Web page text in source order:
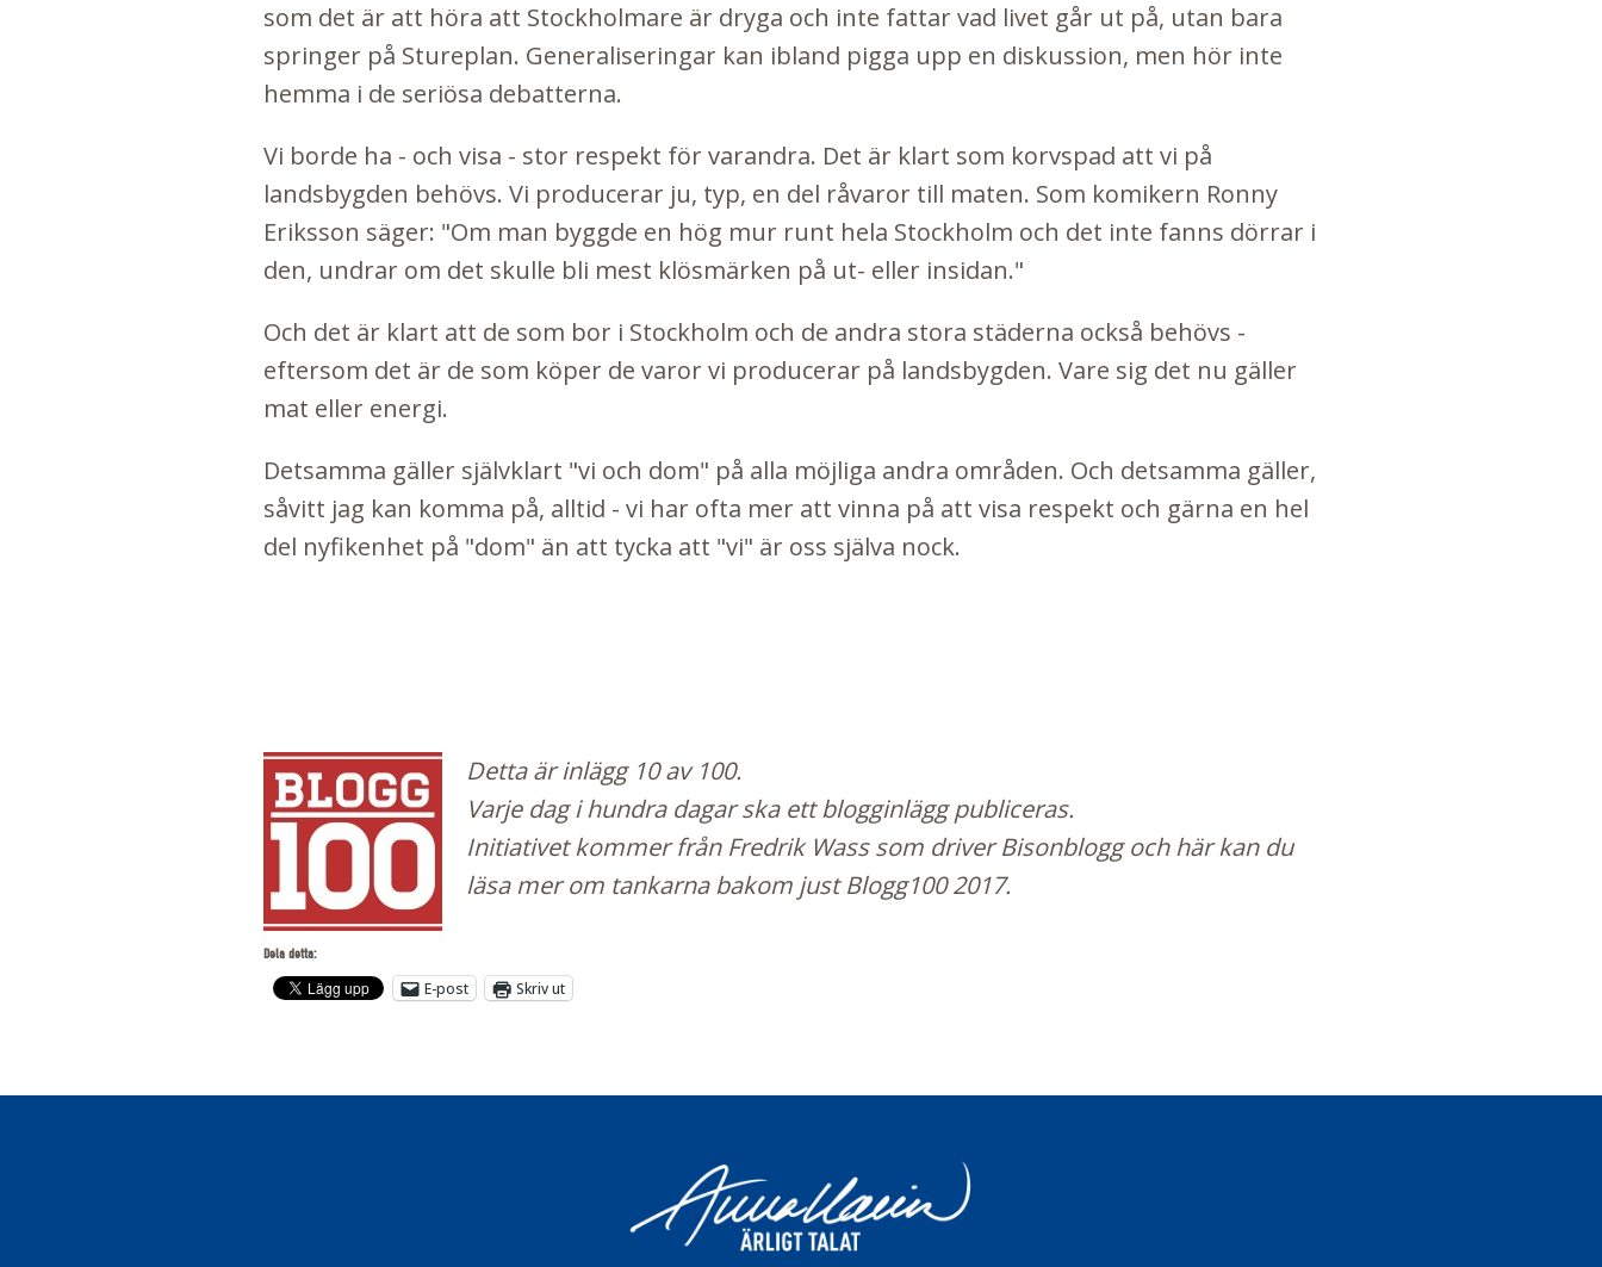
som det är att höra att Stockholmare är dryga och inte fattar vad livet går ut på, utan bara
springer på Stureplan. Generaliseringar kan ibland pigga upp en diskussion, men hör inte
hemma i de seriösa debatterna.
Vi borde ha - och visa - stor respekt för varandra. Det är klart som korvspad att vi på
landsbygden behövs. Vi producerar ju, typ, en del råvaror till maten. Som komikern Ronny
Eriksson säger: "Om man byggde en hög mur runt hela Stockholm och det inte fanns dörrar i
den, undrar om det skulle bli mest klösmärken på ut- eller insidan."
Och det är klart att de som bor i Stockholm och de andra stora städerna också behövs -
eftersom det är de som köper de varor vi producerar på landsbygden. Vare sig det nu gäller
mat eller energi.
Detsamma gäller självklart "vi och dom" på alla möjliga andra områden. Och detsamma gäller,
såvitt jag kan komma på, alltid - vi har ofta mer att vinna på att visa respekt och gärna en hel
del nyfikenhet på "dom" än att tycka att "vi" är oss själva nock.
Detta är inlägg 10 av 100.
Varje dag i hundra dagar ska ett blogginlägg publiceras.
Initiativet kommer från Fredrik Wass som driverBisonbloggoch här kan du
läsa mer om tankarna bakom just Blogg100 2017.
Dela detta:
E-post Skriv ut